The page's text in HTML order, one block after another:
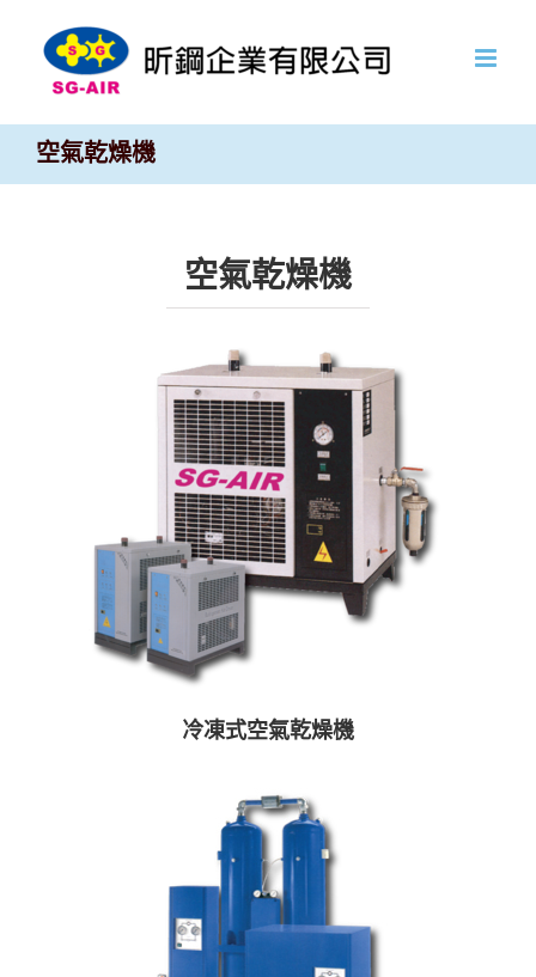
content
空氣乾燥機
空氣乾燥機
冷凍式空氣乾燥機